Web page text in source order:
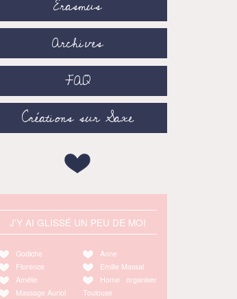
Erasmus
Archives
FAQ
Créations sur Saxe
J'Y AI GLISSÉ UN PEU DE MOI
Godiche
Florence
Amélie
Massage Auriol
Anne
Emilie Massal
Home organiser
Toulouse